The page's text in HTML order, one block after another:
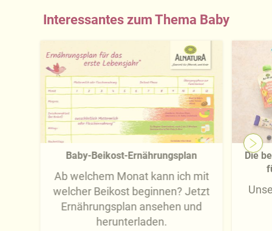
Interessantes zum Thema Baby
Baby-Beikost-Ernährungsplan
Ab welchem Monat kann ich mit
welcher Beikost beginnen? Jetzt
Ernährungsplan ansehen und
herunterladen.
Die